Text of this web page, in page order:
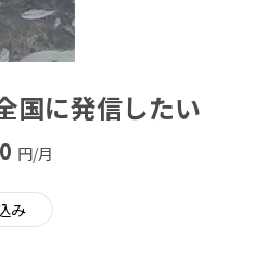
国に発信したい
円/月
み